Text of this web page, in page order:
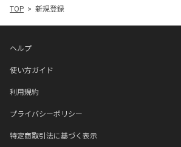
TOP 新規登録
ヘルプ
使い方ガイド
利用規約
プライバシーポリシー
特定商取引法に基づく表示